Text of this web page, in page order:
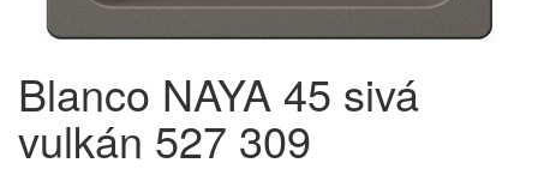
Blanco NAYA 45 sivá
vulkán 527 309